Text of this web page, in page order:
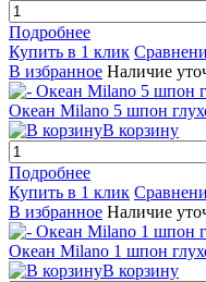
Подробнее
Купить в 1 клик
В избранное Наличие
Океан Milano 5 шпон
В корзину
Подробнее
Купить в 1 клик
В избранное Наличие
Океан Milano 1 шпон
В корзину